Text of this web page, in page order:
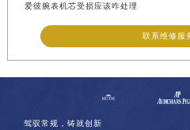
爱彼腕表机芯受损应该咋处理
联系维修服
驾驭常规，铸就创新